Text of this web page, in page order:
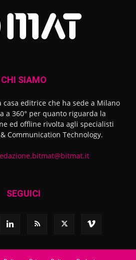
CHI SIAMO
casa editrice che ha sede a Milano
a 360° per quanto riguarda la
ed offline rivolta agli specialisti
Communication Technology.
SEGUICI